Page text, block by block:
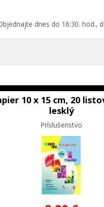
dnes do 16:30. hod.,
10 x 15 cm, 20
lesklý
Príslušenstvo